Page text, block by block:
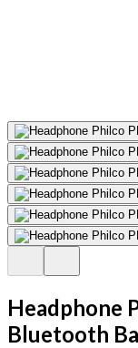
Headphone
Bluetooth